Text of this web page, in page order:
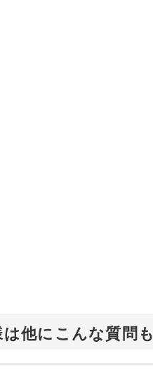
他にこんな質問